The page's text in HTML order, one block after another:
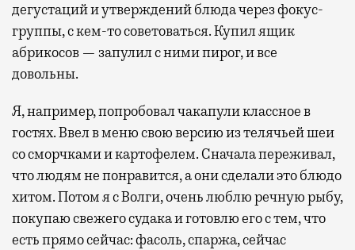
дегустаций и утверждений блюда через фокус-
группы, с кем-то советоваться. Купил ящик
абрикосов — запулил с ними пирог, и все
довольны.
Я, например, попробовал чакапули классное в
гостях. Ввел в меню свою версию из телячьей шеи
со сморчками и картофелем. Сначала переживал,
что людям не понравится, а они сделали это блюдо
хитом. Потом я с Волги, очень люблю речную рыбу,
покупаю свежего судака и готовлю его с тем, что
есть прямо сейчас: фасоль, спаржа, сейчас